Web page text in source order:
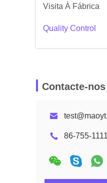
Visita À Fábrica
Quality Control
Contacte-nos
86-755-